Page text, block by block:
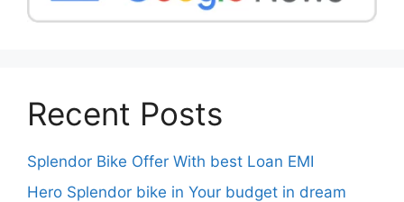
Recent Posts
Splendor Bike Offer With best Loan EMI
Hero Splendor bike in Your budget in dream